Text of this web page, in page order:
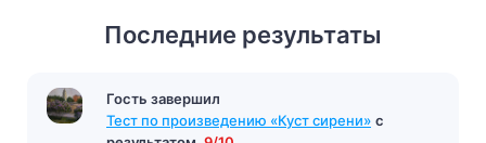
Последние результаты
Гость завершил
Тест по произведению «Куст сирени» с